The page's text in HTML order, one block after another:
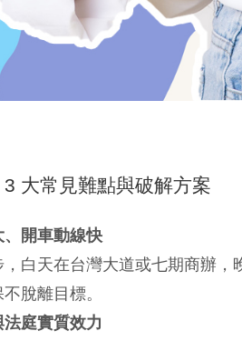
大常見難點與破解方案
開車動線快
白天在台灣大道或七期商辦
脫離目標。
庭實質效力